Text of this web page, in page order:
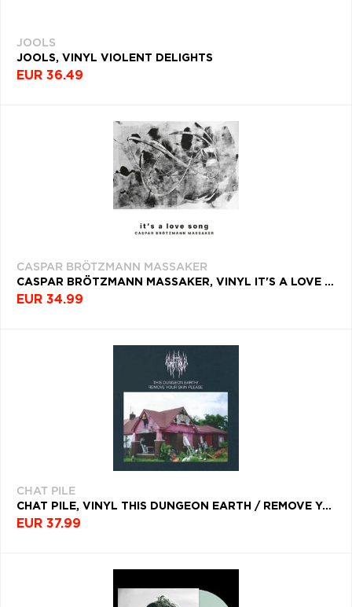
JOOLS
JOOLS, VINYL VIOLENT DELIGHTS
EUR 36.49
CASPAR BRÖTZMANN MASSAKER
CASPAR BRÖTZMANN MASSAKER, VINYL IT'S A LOVE SONG
EUR 34.99
CHAT PILE
CHAT PILE, VINYL THIS DUNGEON EARTH / REMOVE YOUR SKIN PLEASE
EUR 37.99